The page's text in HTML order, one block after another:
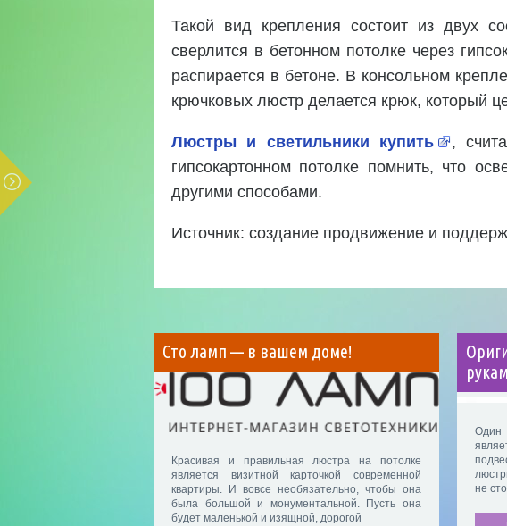
Такой вид крепления состоит из двух
сверлится в бетонном потолке через
распирается в бетоне. В консольном
крючковых люстр делается крюк, который
Люстры и светильники купить
,
гипсокартонном потолке помнить, что
другими способами.
Источник: создание продвижение и
Сто ламп — в вашем доме!
Красивая и правильная люстра на потолке
является визитной карточкой современной
квартиры. И вовсе необязательно, чтобы она
была большой и монументальной. Пусть она
будет маленькой и изящной, дорогой
Один
не